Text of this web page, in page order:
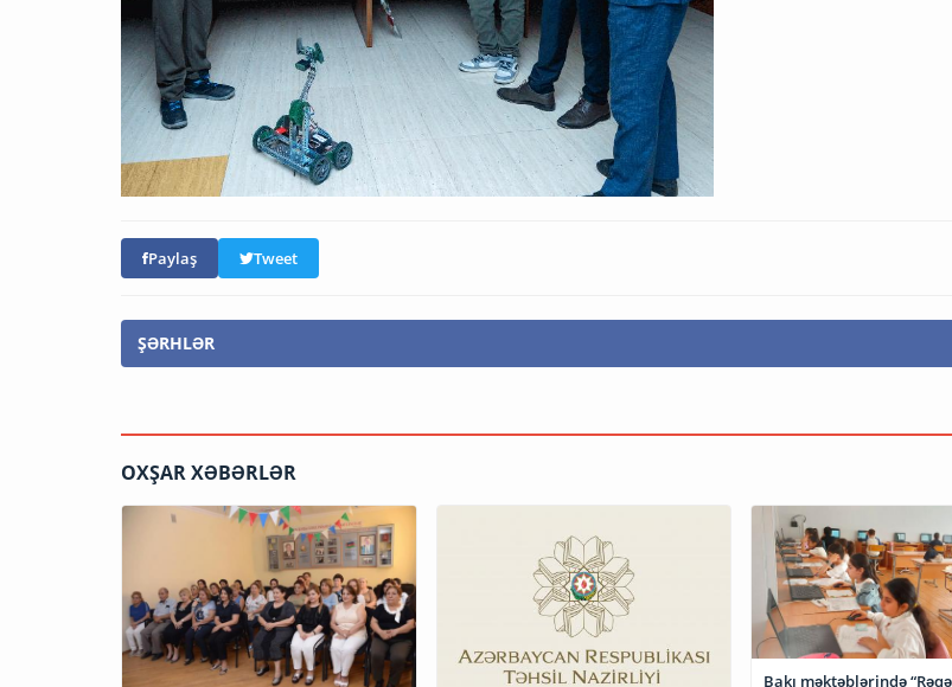
Paylaş Tweet
ŞƏRHLƏR
OXŞAR XƏBƏRLƏR
Bakı məktəblərində